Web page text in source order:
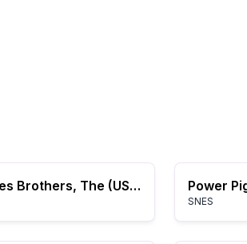
Blues Brothers, The (USA, Europe)
SNES